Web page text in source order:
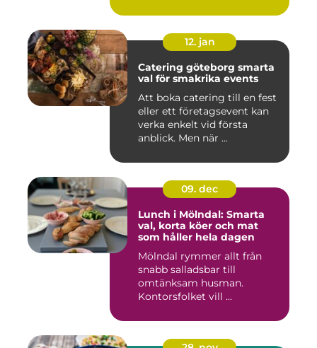
12. jan
Catering göteborg smarta
val för smakrika events
Att boka catering till en fest
eller ett företagsevent kan
verka enkelt vid första
anblick. Men när ...
09. dec
Lunch i Mölndal: Smarta
val, korta köer och mat
som håller hela dagen
Mölndal rymmer allt från
snabb salladsbar till
omtänksam husman.
Kontorsfolket vill ...